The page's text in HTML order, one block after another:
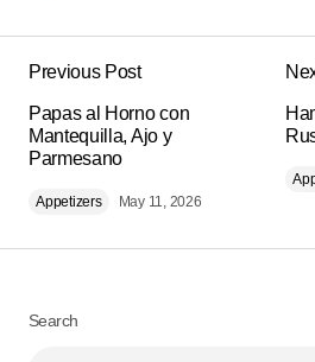
Required fields are marked*
Your Name
Previous Post
Papas al Horno con
Mantequilla, Ajo y
Parmesano
Appetizers May 11, 2026
Search